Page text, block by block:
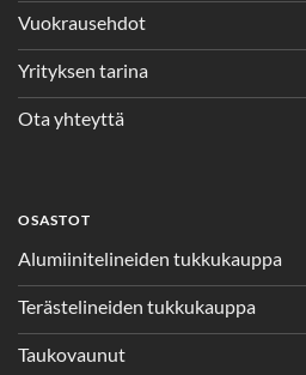
Vuokrausehdot
Yrityksen tarina
Ota yhteyttä
OSASTOT
Alumiinitelineiden tukkukauppa
Terästelineiden tukkukauppa
Taukovaunut